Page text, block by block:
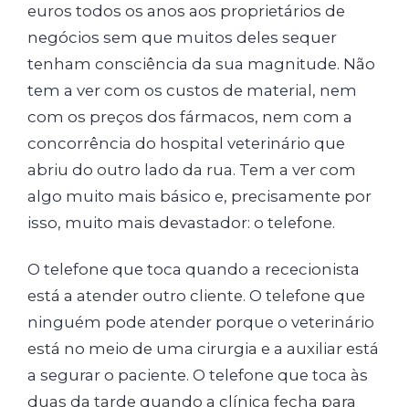
euros todos os anos aos proprietários de
negócios sem que muitos deles sequer
tenham consciência da sua magnitude. Não
tem a ver com os custos de material, nem
com os preços dos fármacos, nem com a
concorrência do hospital veterinário que
abriu do outro lado da rua. Tem a ver com
algo muito mais básico e, precisamente por
isso, muito mais devastador: o telefone.
O telefone que toca quando a rececionista
está a atender outro cliente. O telefone que
ninguém pode atender porque o veterinário
está no meio de uma cirurgia e a auxiliar está
a segurar o paciente. O telefone que toca às
duas da tarde quando a clínica fecha para